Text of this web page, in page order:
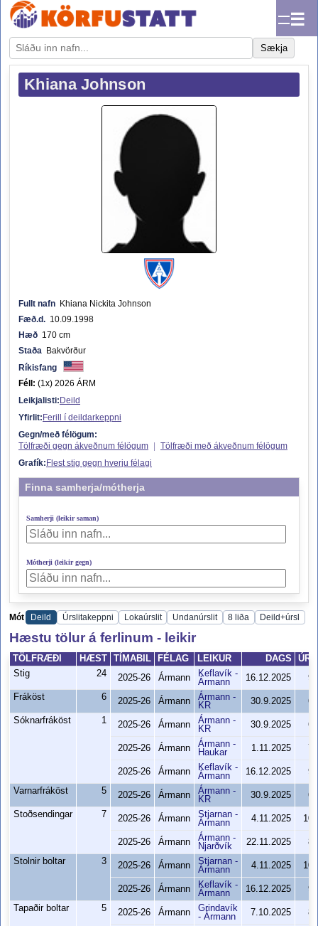
☰
Sækja
Khiana Johnson
Fullt nafn Khiana Nickita Johnson
Fæð.d. 10.09.1998
Hæð 170 cm
Staða Bakvörður
Ríkisfang
Féll: (1x) 2026 ÁRM
Leikjalisti: Deild
Yfirlit: Ferill í deildarkeppni
Gegn/með félögum:
Tölfræði gegn ákveðnum félögum
Tölfræði með ákveðnum félögum
Grafík: Flest stig gegn hverju félagi
Finna samherja/mótherja
Samherji (leikir saman)
Mótherji (leikir gegn)
Mót Deild Úrslitakeppni Lokaúrslit Undanúrslit 8 liða Deild+úrsl
Hæstu tölur á ferlinum - leikir
TÖLFRÆÐI HÆST TÍMABIL FÉLAG LEIKUR DAGS
Stig
24 2025-26 Ármann
Keflavík -
Ármann
16.12.2025
Fráköst
6 2025-26 Ármann
Ármann -
KR
30.9.2025
Sóknarfráköst
1 2025-26 Ármann
Ármann -
KR
30.9.2025
2025-26 Ármann
Ármann -
Haukar
1.11.2025
2025-26 Ármann
Keflavík -
Ármann
16.12.2025
Varnarfráköst
5 2025-26 Ármann
Ármann -
KR
30.9.2025
Stoðsendingar
7 2025-26 Ármann
Stjarnan -
Ármann
4.11.2025
2025-26 Ármann
Ármann -
Njarðvík
22.11.2025
Stolnir boltar
3 2025-26 Ármann
Stjarnan -
Ármann
4.11.2025
2025-26 Ármann
Keflavík -
Ármann
16.12.2025
Tapaðir boltar
5 2025-26 Ármann
Grindavík
- Ármann
7.10.2025